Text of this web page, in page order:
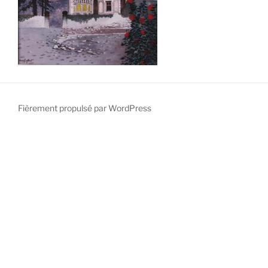
Fièrement propulsé par WordPress